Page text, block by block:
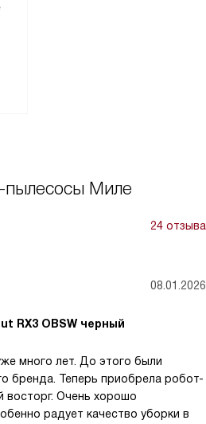
Миле
24 отзыва
08.01.2026
RX3 OBSW черный
много лет. До этого были
бренда. Теперь приобрела робот-
восторг. Очень хорошо
радует качество уборки в